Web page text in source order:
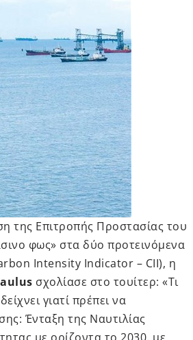
της Επιτροπής Προστασίας του
φως» στα δύο προτεινόμενα
Intensity Indicator – CII), η
σχολίασε στο τουίτερ: «Τι
γιατί πρέπει να
Ένταξη της Ναυτιλίας